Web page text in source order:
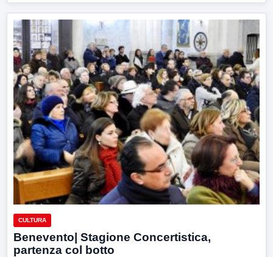
CULTURA
Benevento| Stagione Concertistica,
partenza col botto